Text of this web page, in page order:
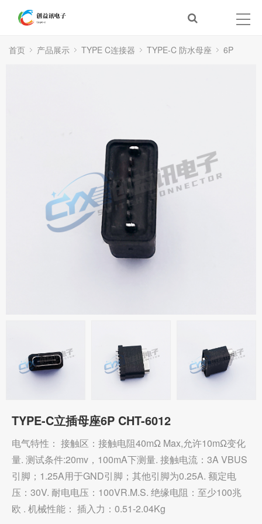
首页 产品展示 TYPE C连接器 TYPE-C 防水母座 6P
TYPE-C立插母座6P CHT-6012
电气特性： 接触区：接触电阻40mΩ Max,允许10mΩ变化
量. 测试条件:20mv，100mA下测量. 接触电流：3A VBUS
引脚；1.25A用于GND引脚；其他引脚为0.25A. 额定电
压：30V. 耐电电压：100VR.M.S. 绝缘电阻：至少100兆
欧 . 机械性能： 插入力：0.51-2.04Kg